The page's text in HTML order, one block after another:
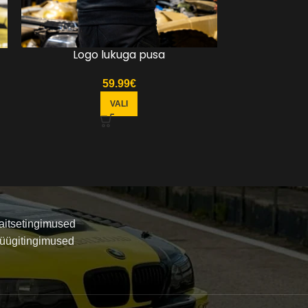
Logo lukuga pusa
59.99€
VALI